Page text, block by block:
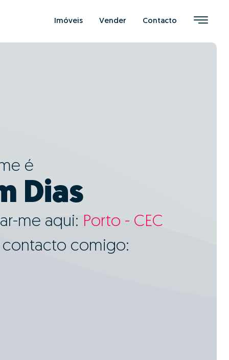
Imóveis Vender Contacto
é
Dias
me aqui: Porto - CEC
contacto comigo: